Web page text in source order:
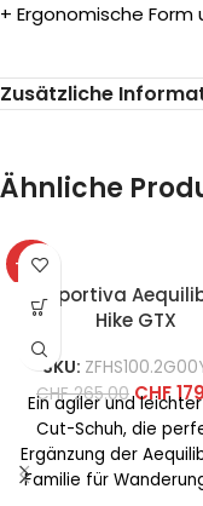
+ Ergonomische
Zusätzliche
Ähnliche
-32%
La Sportiva
Hike GTX
SKU:
CHF265.00 CHF
Ein agiler und
Cut-Schuh, die
Ergänzung der
Familie für